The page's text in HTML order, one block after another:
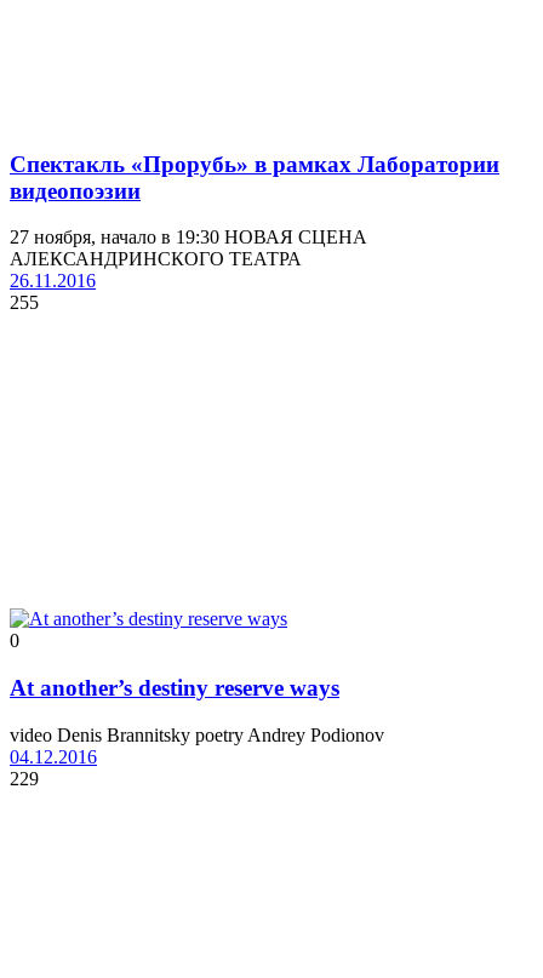
Спектакль «Прорубь» в рамках Лаборатории
видеопоэзии
27 ноября, начало в 19:30 НОВАЯ СЦЕНА
АЛЕКСАНДРИНСКОГО ТЕАТРА
26.11.2016
255
0
At another’s destiny reserve ways
video Denis Brannitsky poetry Andrey Podionov
04.12.2016
229